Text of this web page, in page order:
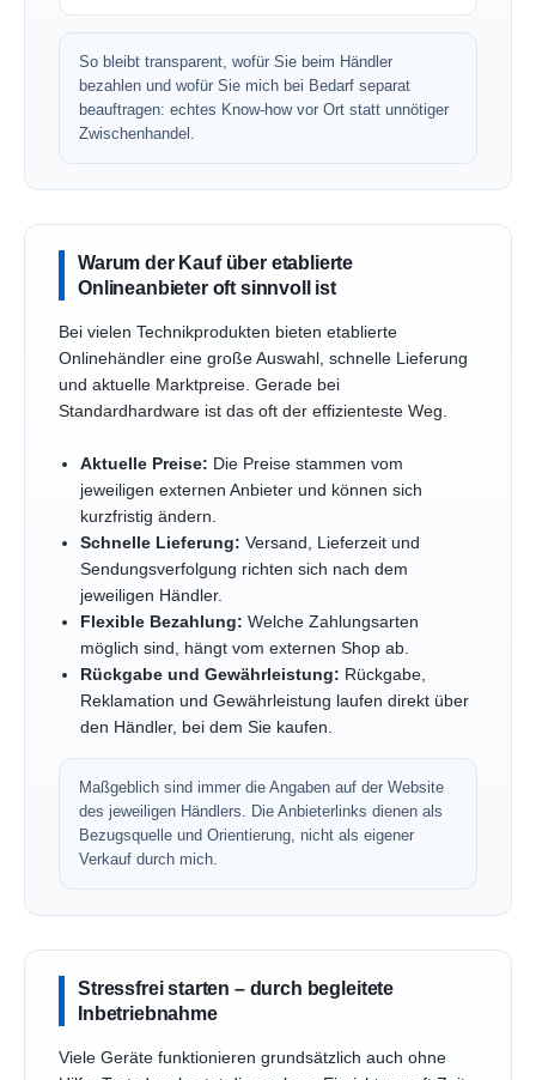
So bleibt transparent, wofür Sie beim Händler
bezahlen und wofür Sie mich bei Bedarf separat
beauftragen: echtes Know-how vor Ort statt unnötiger
Zwischenhandel.
Warum der Kauf über etablierte
Onlineanbieter oft sinnvoll ist
Bei vielen Technikprodukten bieten etablierte
Onlinehändler eine große Auswahl, schnelle Lieferung
und aktuelle Marktpreise. Gerade bei
Standardhardware ist das oft der effizienteste Weg.
Aktuelle Preise: Die Preise stammen vom
jeweiligen externen Anbieter und können sich
kurzfristig ändern.
Schnelle Lieferung: Versand, Lieferzeit und
Sendungsverfolgung richten sich nach dem
jeweiligen Händler.
Flexible Bezahlung: Welche Zahlungsarten
möglich sind, hängt vom externen Shop ab.
Rückgabe und Gewährleistung: Rückgabe,
Reklamation und Gewährleistung laufen direkt über
den Händler, bei dem Sie kaufen.
Maßgeblich sind immer die Angaben auf der Website
des jeweiligen Händlers. Die Anbieterlinks dienen als
Bezugsquelle und Orientierung, nicht als eigener
Verkauf durch mich.
Stressfrei starten – durch begleitete
Inbetriebnahme
Viele Geräte funktionieren grundsätzlich auch ohne